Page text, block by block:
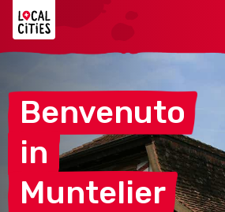
Benvenuto
in
Muntelier